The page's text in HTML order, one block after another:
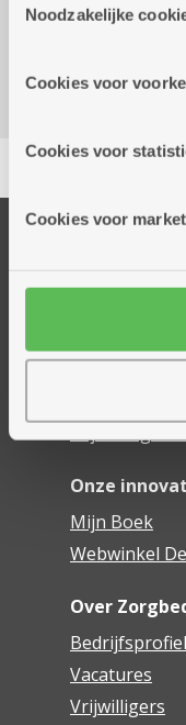
cookies hebben we
cookies worden
informatie over jouw
partners kunnen
Noodzakelijke
Cookies voor
Cookies voor
Cookies voor
2100 Deurne
Financieel
Onze
Mijn Boek
Webwinkel
Over
Bedrijfsprofiel
Vacatures
Vrijwilligers